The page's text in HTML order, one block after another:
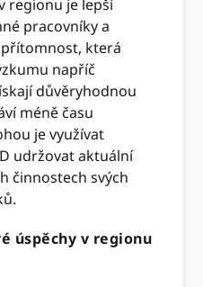
regionu je lepší
pracovníky a
která
napříč
důvěryhodnou
méně času
je využívat
udržovat aktuální
činnostech svých
úspěchy v regionu